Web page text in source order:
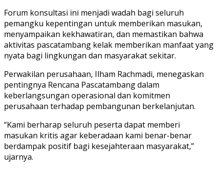
Forum konsultasi ini menjadi wadah bagi seluruh
pemangku kepentingan untuk memberikan masukan,
menyampaikan kekhawatiran, dan memastikan bahwa
aktivitas pascatambang kelak memberikan manfaat yang
nyata bagi lingkungan dan masyarakat sekitar.
Perwakilan perusahaan, Ilham Rachmadi, menegaskan
pentingnya Rencana Pascatambang dalam
keberlangsungan operasional dan komitmen
perusahaan terhadap pembangunan berkelanjutan.
“Kami berharap seluruh peserta dapat memberi
masukan kritis agar keberadaan kami benar-benar
berdampak positif bagi kesejahteraan masyarakat,”
ujarnya.